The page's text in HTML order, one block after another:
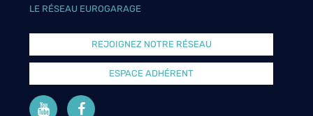
LE RÉSEAU EUROGARAGE
REJOIGNEZ NOTRE RÉSEAU
ESPACE ADHÉRENT